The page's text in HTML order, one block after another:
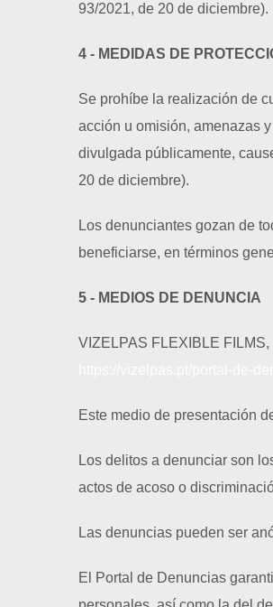
93/2021, de 20 de diciembre).
4 - MEDIDAS DE
Se prohíbe la realización de
acción u omisión, amenazas
divulgada públicamente,
20 de diciembre).
Los denunciantes gozan de
beneficiarse, en términos
5 - MEDIOS DE DENUNCIA
VIZELPAS FLEXIBLE
Este medio de presentación
Los delitos a denunciar son
actos de acoso o
Las denuncias pueden ser
El Portal de Denuncias